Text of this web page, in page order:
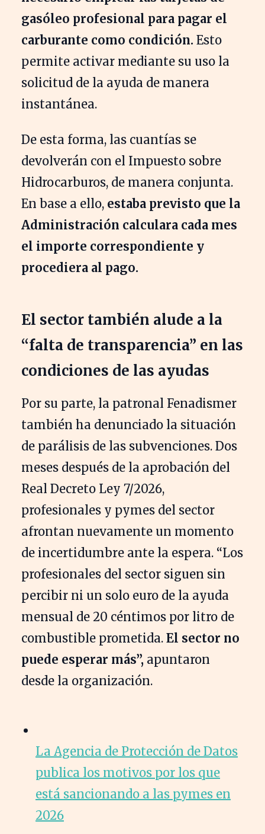
gasóleo profesional para pagar el
carburante como condición. Esto
permite activar mediante su uso la
solicitud de la ayuda de manera
instantánea.
De esta forma, las cuantías se
devolverán con el Impuesto sobre
Hidrocarburos, de manera conjunta.
En base a ello, estaba previsto que la
Administración calculara cada mes
el importe correspondiente y
procediera al pago.
El sector también alude a la
“falta de transparencia” en las
condiciones de las ayudas
Por su parte, la patronal Fenadismer
también ha denunciado la situación
de parálisis de las subvenciones. Dos
meses después de la aprobación del
Real Decreto Ley 7/2026,
profesionales y pymes del sector
afrontan nuevamente un momento
de incertidumbre ante la espera. “Los
profesionales del sector siguen sin
percibir ni un solo euro de la ayuda
mensual de 20 céntimos por litro de
combustible prometida. El sector no
puede esperar más”, apuntaron
desde la organización.
La Agencia de Protección de Datos
publica los motivos por los que
está sancionando a las pymes en
2026